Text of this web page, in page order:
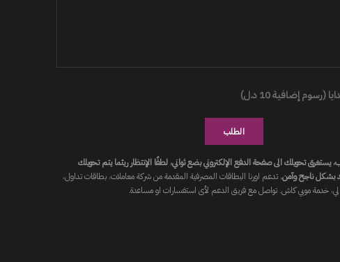
(رسوم إضافية 10 د.ل)
الطلب
تحويلك الى صفحة الدفع الإلكتروني بضع ثواني، لطفًا الإنتظار ريثما يتم تحويلك
بشكل ناجح وآمن. تدعم اورنا البطاقات المصرفية المقدمة من شركة معاملات، بطاقات تداول،
خدمة موبي كاش. تواصل مع فريق الدعم لأى استفسارات او مساعدة.